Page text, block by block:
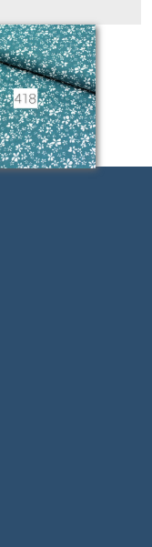
418
Sur demande